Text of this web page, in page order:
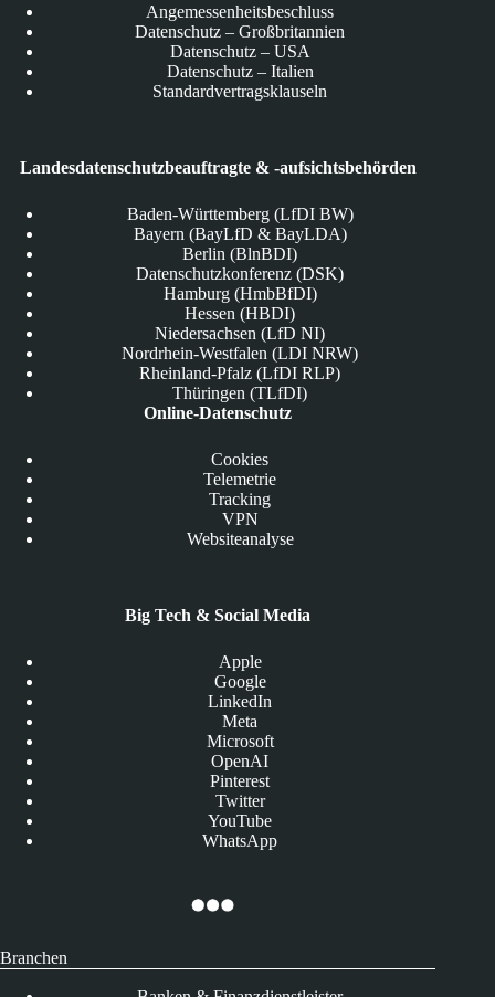
Angemessenheitsbeschluss
Datenschutz – Großbritannien
Datenschutz – USA
Datenschutz – Italien
Standardvertragsklauseln
Landesdatenschutzbeauftragte & -aufsichtsbehörden
Baden-Württemberg (LfDI BW)
Bayern (BayLfD & BayLDA)
Berlin (BlnBDI)
Datenschutzkonferenz (DSK)
Hamburg (HmbBfDI)
Hessen (HBDI)
Niedersachsen (LfD NI)
Nordrhein-Westfalen (LDI NRW)
Rheinland-Pfalz (LfDI RLP)
Thüringen (TLfDI)
Online-Datenschutz
Cookies
Telemetrie
Tracking
VPN
Websiteanalyse
Big Tech & Social Media
Apple
Google
LinkedIn
Meta
Microsoft
OpenAI
Pinterest
Twitter
YouTube
WhatsApp
Branchen